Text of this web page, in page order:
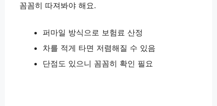
꼼꼼히 따져봐야 해요.
퍼마일 방식으로 보험료 산정
차를 적게 타면 저렴해질 수 있음
단점도 있으니 꼼꼼히 확인 필요